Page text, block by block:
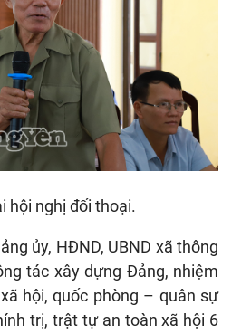
hội nghị đối thoại.
ủy, HĐND, UBND xã thông
tác xây dựng Đảng, nhiệm
hội, quốc phòng – quân sự
trị, trật tự an toàn xã hội 6